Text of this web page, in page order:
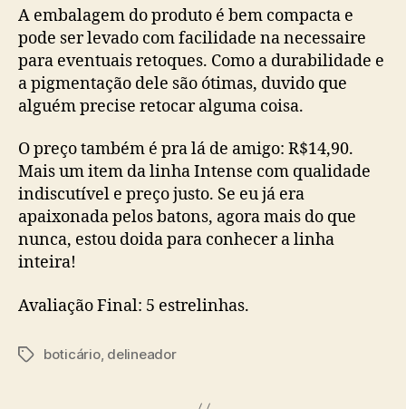
A embalagem do produto é bem compacta e
pode ser levado com facilidade na necessaire
para eventuais retoques. Como a durabilidade e
a pigmentação dele são ótimas, duvido que
alguém precise retocar alguma coisa.
O preço também é pra lá de amigo: R$14,90.
Mais um item da linha Intense com qualidade
indiscutível e preço justo. Se eu já era
apaixonada pelos batons, agora mais do que
nunca, estou doida para conhecer a linha
inteira!
Avaliação Final: 5 estrelinhas.
Tagsboticário, delineador